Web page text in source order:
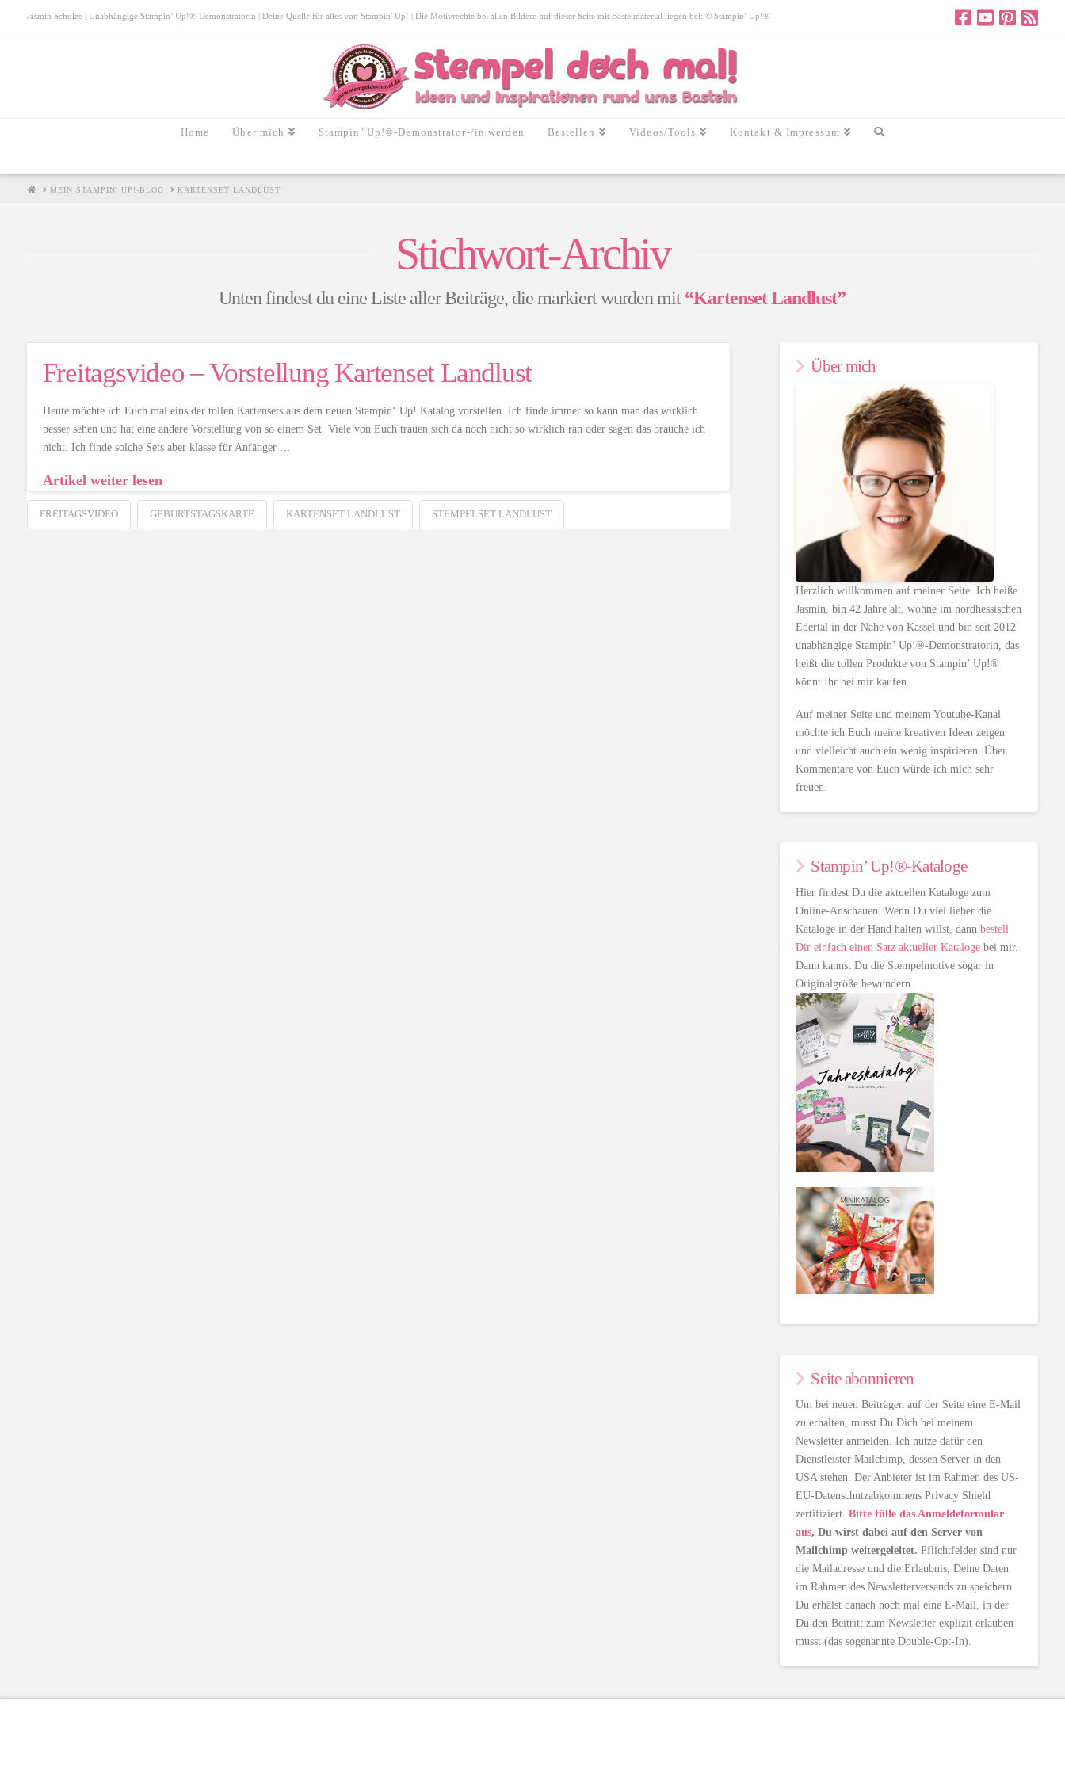
Jasmin Schulze | Unabhängige Stampin’ Up!®-Demonstratorin | Deine Quelle für alles von Stampin' Up! | Die Motivrechte bei allen Bildern auf dieser Seite mit Bastelmaterial liegen bei: © Stampin’ Up!®
Home Über mich Stampin’ Up!®-Demonstrator-/in werden Bestellen Videos/Tools Kontakt & Impressum
HOMEMEIN STAMPIN' UP!-BLOG KARTENSET LANDLUST
Stichwort-Archiv
Unten findest du eine Liste aller Beiträge, die markiert wurden mit“Kartenset Landlust”
Freitagsvideo – Vorstellung Kartenset Landlust
Heute möchte ich Euch mal eins der tollen Kartensets aus dem neuen Stampin‘ Up! Katalog vorstellen. Ich finde immer so kann man das wirklich
besser sehen und hat eine andere Vorstellung von so einem Set. Viele von Euch trauen sich da noch nicht so wirklich ran oder sagen das brauche ich
nicht. Ich finde solche Sets aber klasse für Anfänger …
Artikel weiter lesen
FREITAGSVIDEO GEBURTSTAGSKARTE KARTENSET LANDLUST STEMPELSET LANDLUST
Über mich
Herzlich willkommen auf meiner Seite. Ich heiße
Jasmin, bin 42 Jahre alt, wohne im nordhessischen
Edertal in der Nähe von Kassel und bin seit 2012
unabhängige Stampin’ Up!®-Demonstratorin, das
heißt die tollen Produkte von Stampin’ Up!®
könnt Ihr bei mir kaufen.
Auf meiner Seite und meinem Youtube-Kanal
möchte ich Euch meine kreativen Ideen zeigen
und vielleicht auch ein wenig inspirieren. Über
Kommentare von Euch würde ich mich sehr
freuen.
Stampin’ Up!®-Kataloge
Hier findest Du die aktuellen Kataloge zum
Online-Anschauen. Wenn Du viel lieber die
Kataloge in der Hand halten willst, dannbestell
Dir einfach einen Satz aktueller Kataloge bei mir.
Dann kannst Du die Stempelmotive sogar in
Originalgröße bewundern.
Seite abonnieren
Um bei neuen Beiträgen auf der Seite eine E-Mail
zu erhalten, musst Du Dich bei meinem
Newsletter anmelden. Ich nutze dafür den
Dienstleister Mailchimp, dessen Server in den
USA stehen. Der Anbieter ist im Rahmen des US-
EU-Datenschutzabkommens Privacy Shield
zertifiziert.Bitte fülle das Anmeldeformular
aus, Du wirst dabei auf den Server von
Mailchimp weitergeleitet. Pflichtfelder sind nur
die Mailadresse und die Erlaubnis, Deine Daten
im Rahmen des Newsletterversands zu speichern.
Du erhälst danach noch mal eine E-Mail, in der
Du den Beitritt zum Newsletter explizit erlauben
musst (das sogenannte Double-Opt-In).